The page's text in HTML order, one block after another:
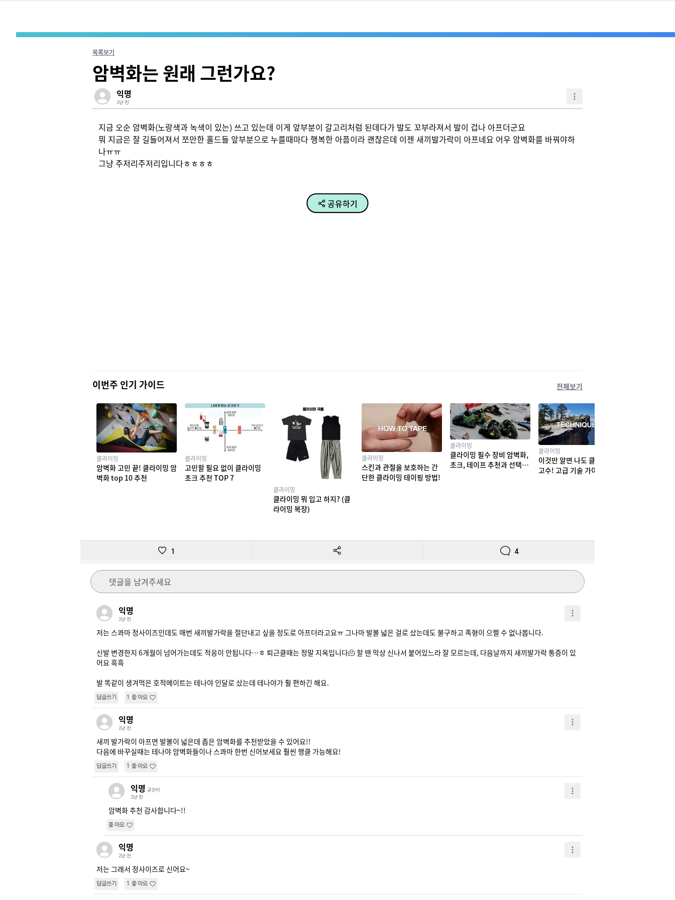
목록보기
암벽화는 원래 그런가요?
익명
2년 전
지금 오순 암벽화(노랑색과 녹색이 있는) 쓰고 있는데 이게 앞부분이 갈고리처럼 된데다가 발도 꼬부라져서 발이 겁나 아프더군요
뭐 지금은 잘 길들어져서 쪼만한 홀드들 앞부분으로 누를때마다 행복한 아픔이라 괜찮은데 이젠 새끼발가락이 아프네요 어우 암벽화를 바꿔야하
나ㅠㅠ
그냥 주저리주저리입니다ㅎㅎㅎㅎ
공유하기
이번주 인기 가이드 전체보기
클라이밍
암벽화 고민 끝! 클라이밍 암
벽화 top 10 추천
클라이밍
고민할 필요 없이 클라이밍
초크 추천 TOP 7
클라이밍
클라이밍 뭐 입고 하지? (클
라이밍 복장)
클라이밍
스킨과 관절을 보호하는 간
단한 클라이밍 테이핑 방법!
클라이밍
클라이밍 필수 장비 암벽화,
초크, 테이프 추천과 선택법
클라이밍
이것만 알면 나도 클라이밍
고수! 고급 기술 가이드
1 4
댓글을 남겨주세요
익명
2년 전
저는 스콰마 정사이즈인데도 매번 새끼발가락을 절단내고 싶을 정도로 아프더라고요ㅠ 그나마 발볼 넓은 걸로 샀는데도 불구하고 족형이 으쩔 수 없나봅니다.
신발 변경한지 6개월이 넘어가는데도 적응이 안됩니다…ㅎ 퇴근클때는 정말 지옥입니다🫠 할 땐 막상 신나서 붙어있느라 잘 모르는데, 다음날까지 새끼발가락 통증이 있
어요 흑흑
발 똑같이 생겨먹은 호적메이트는 테나야 인달로 샀는데 테나야가 훨 편하긴 해요.
답글쓰기 1 좋아요
익명
2년 전
새끼 발가락이 아프면 발볼이 넓은데 좁은 암벽화를 추천받았을 수 있어요!!
다음에 바꾸실때는 테나야 암벽화들이나 스콰마 한번 신어보세요 훨씬 행클 가능해요!
답글쓰기 1 좋아요
익명 글쓴이
2년 전
암벽화 추천 감사합니다~!!
좋아요
익명
2년 전
저는 그래서 정사이즈로 신어요~
답글쓰기 1 좋아요